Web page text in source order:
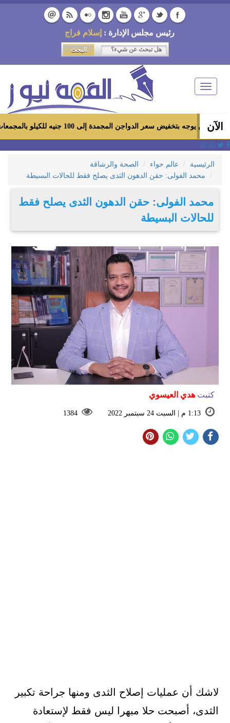
رئيس مجلس الإدارة : إسلام فراج
Toggle
navigation
الآن
سعر الدواجن المجمدة إلى 100 جنيه للكيلو بالمجمعات الاستهلاكية ومعارض «أهلاً رمضان»
الرئيسية عالم حواء
الصحة والرشاقة
محمد الفولى: حقن الدهون الثدى يصلح فقط للحالات البسيطة
محمد الفولى: حقن الدهون الثدى يصلح فقط
للحالات البسيطة
كتبت هدي العيسوي
1:13 م | السبت 24 سبتمبر 2022 1384
لاشك أن عمليات إصلاح الثدى ومنها جراحة تكبير
الثدى، أصبحت حلا مبهرا ليس فقط لإستعادة